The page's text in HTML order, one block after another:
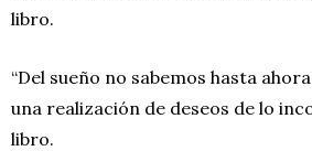
libro.
“Del sueño no sabemos hasta
una realización de deseos de lo
libro.